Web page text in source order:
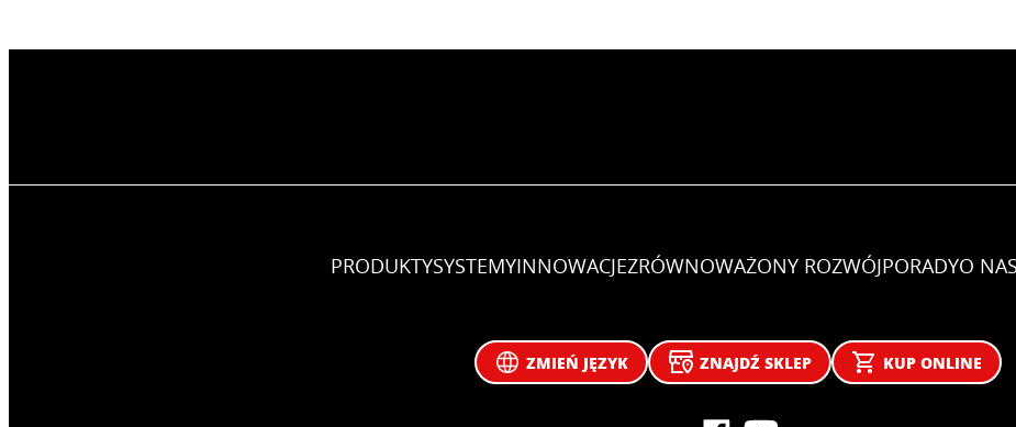
PRODUKTYSYSTEMYINNOWACJEZRÓWNOWAŻONY ROZWÓJPORADYO NAS
ZMIEŃ JĘZYK ZNAJDŹ SKLEP KUP ONLINE